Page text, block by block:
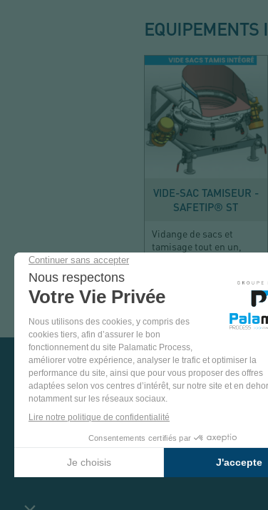
EQUIPEMENTS
TAMISER
VIDE-SAC TAMISEUR -
SAFETIP® ST
Vidange de sacs et
tamisage tout en un,
VENEZ
TESTER
NOS
ÉQUIPEMENTS
DANS
NOTRE
STATION
D'ESSAIS
VISIT US ON SOCIAL MEDIA
FACEBOOK